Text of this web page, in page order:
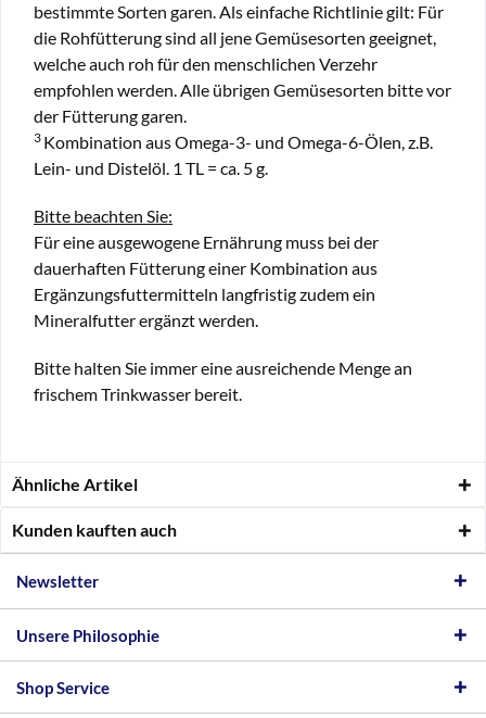
bestimmte Sorten garen. Als einfache Richtlinie gilt: Für
die Rohfütterung sind all jene Gemüsesorten geeignet,
welche auch roh für den menschlichen Verzehr
empfohlen werden. Alle übrigen Gemüsesorten bitte vor
der Fütterung garen.
3 Kombination aus Omega-3- und Omega-6-Ölen, z.B.
Lein- und Distelöl. 1 TL = ca. 5 g.
Bitte beachten Sie:
Für eine ausgewogene Ernährung muss bei der
dauerhaften Fütterung einer Kombination aus
Ergänzungsfuttermitteln langfristig zudem ein
Mineralfutter ergänzt werden.
Bitte halten Sie immer eine ausreichende Menge an
frischem Trinkwasser bereit.
Ähnliche Artikel
Kunden kauften auch
Newsletter
Unsere Philosophie
Shop Service